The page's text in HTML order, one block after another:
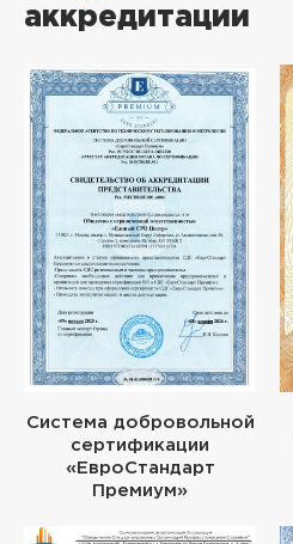
аккредитации
Система добровольной
сертификации
«ЕвроСтандарт
Премиум»